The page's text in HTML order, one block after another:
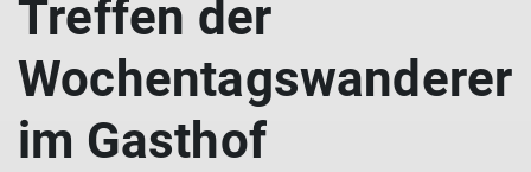
Treffen der
Wochentagswanderer
im Gasthof